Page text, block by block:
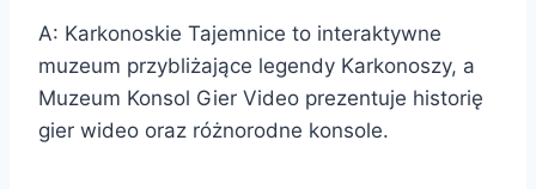
A: Karkonoskie Tajemnice to interaktywne
muzeum przybliżające legendy Karkonoszy, a
Muzeum Konsol Gier Video prezentuje historię
gier wideo oraz różnorodne konsole.